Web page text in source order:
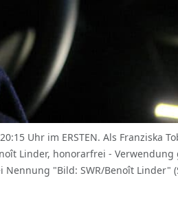
Uhr im ERSTEN. Als Franziska
Linder, honorarfrei - Verwendung
"Bild: SWR/Benoît Linder"